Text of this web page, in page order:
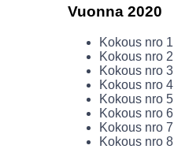
Vuonna 2020
Kokous nro
Kokous nro
Kokous nro
Kokous nro
Kokous nro
Kokous nro
Kokous nro
Kokous nro